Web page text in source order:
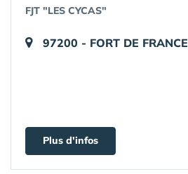
FJT "LES CYCAS"
97200 - FORT DE FRANCE
Plus d'infos